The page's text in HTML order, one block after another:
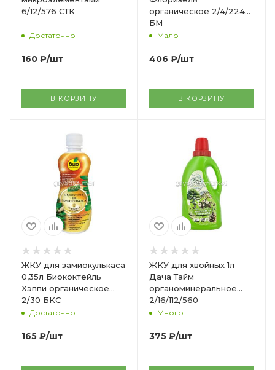
6/12/576 СТК
Достаточно
160 ₽/шт
В КОРЗИНУ
органическое 2/4/224
БМ
Мало
406 ₽/шт
В КОРЗИНУ
ЖКУ для замиокулькаса
0,35л Биококтейль
Хэппи органическое
2/30 БКС
Достаточно
165 ₽/шт
ЖКУ для хвойных 1л
Дача Тайм
органоминеральное
2/16/112/560
Много
375 ₽/шт